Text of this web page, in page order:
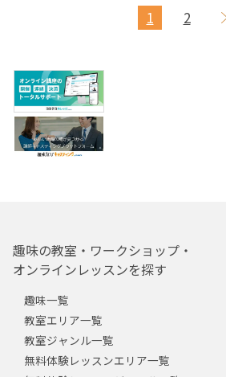
1 2
趣味の教室・ワークショップ・
オンラインレッスンを探す
趣味一覧
教室エリア一覧
教室ジャンル一覧
無料体験レッスンエリア一覧